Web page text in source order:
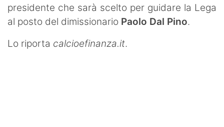
presidente che sarà scelto per guidare la Lega
al posto del dimissionario Paolo Dal Pino.
Lo riporta calcioefinanza.it.